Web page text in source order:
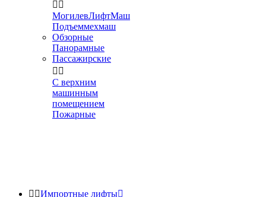
 
МогилевЛифтМаш
Подъеммехмаш
Обзорные
Панорамные
Пассажирские
 
С верхним
машинным
помещением
Пожарные
 Импортные лифты